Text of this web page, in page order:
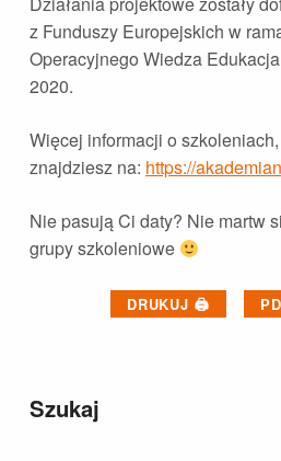
z Funduszy Europejskich w
Operacyjnego Wiedza
2020.
Więcej informacji o
znajdziesz na: https://
Nie pasują Ci daty? Nie martw
grupy szkoleniowe
DRUKUJ 🖨
Szukaj